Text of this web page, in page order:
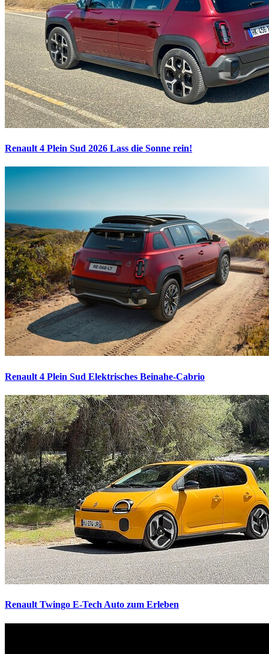
Renault 4 Plein Sud 2026 Lass die Sonne rein!
Renault 4 Plein Sud Elektrisches Beinahe-Cabrio
Renault Twingo E-Tech Auto zum Erleben